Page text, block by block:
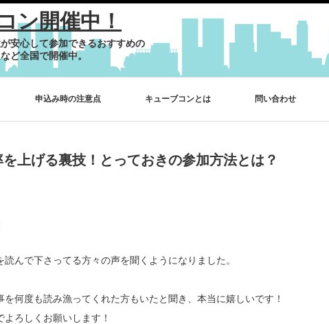
ン開催中！
安心して参加できるおすすめの
ど全国で開催中。
申込み時の注意点 キューブコンとは 問い合わせ
上げる裏技！とっておきの参加方法とは？
んで下さってる方々の声を聞くようになりました。
何度も読み漁ってくれた方もいたと聞き、本当に嬉しいです！
ろしくお願いします！